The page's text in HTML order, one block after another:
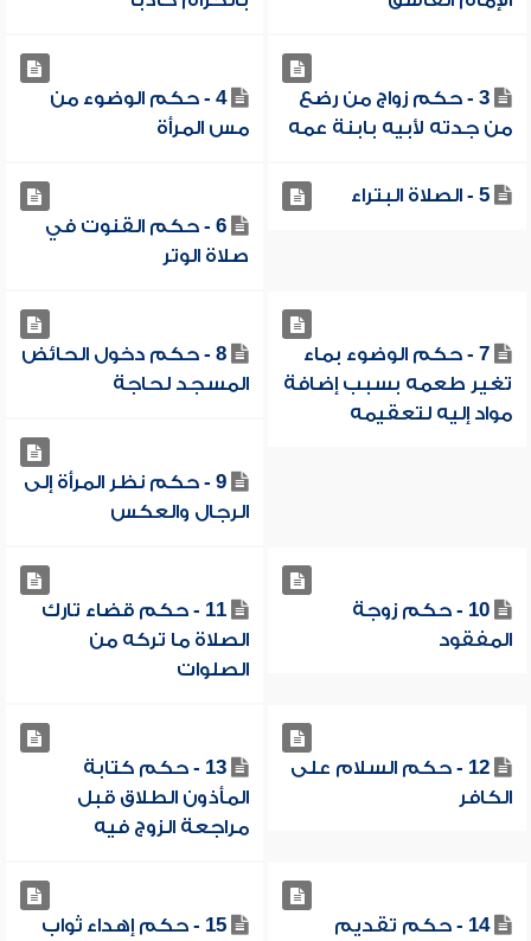
3 - حكم زواج من رضع
من جدته لأبيه بابنة عمه
4 - حكم الوضوء من
مس المرأة
5 - الصلاة البتراء
6 - حكم القنوت في
صلاة الوتر
7 - حكم الوضوء بماء
تغير طعمه بسبب إضافة
مواد إليه لتعقيمه
8 - حكم دخول الحائض
المسجد لحاجة
9 - حكم نظر المرأة إلى
الرجال والعكس
10 - حكم زوجة
المفقود
11 - حكم قضاء تارك
الصلاة ما تركه من
الصلوات
12 - حكم السلام على
الكافر
13 - حكم كتابة
المأذون الطلاق قبل
مراجعة الزوج فيه
14 - حكم تقديم 15 - حكم إهداء ثواب